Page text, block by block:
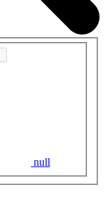
null